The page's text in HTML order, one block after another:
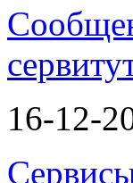
16-12-